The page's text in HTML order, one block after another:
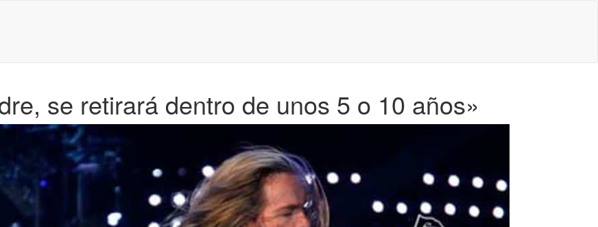
se retirará dentro de unos 5 o 10 años»